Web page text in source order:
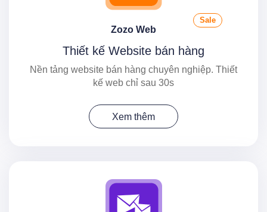
Zozo Web
Sale
Thiết kế Website bán hàng
Nền tảng website bán hàng chuyên nghiệp. Thiết
kế web chỉ sau 30s
Xem thêm